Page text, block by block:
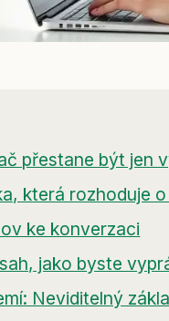
přestane být jen
která rozhoduje
ke konverzaci
jako byste
Neviditelný